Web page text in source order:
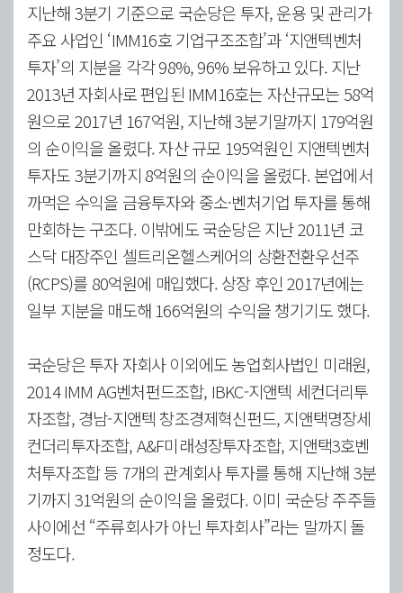
지난해 3분기 기준으로 국순당은 투자, 운용 및 관리가
주요 사업인 ‘IMM16호 기업구조조합’과 ‘지앤텍벤처
투자’의 지분을 각각 98%, 96% 보유하고 있다. 지난
2013년 자회사로 편입된 IMM16호는 자산규모는 58억
원으로 2017년 167억원, 지난해 3분기말까지 179억원
의 순이익을 올렸다. 자산 규모 195억원인 지앤텍벤처
투자도 3분기까지 8억원의 순이익을 올렸다. 본업에서
까먹은 수익을 금융투자와 중소·벤처기업 투자를 통해
만회하는 구조다. 이밖에도 국순당은 지난 2011년 코
스닥 대장주인 셀트리온헬스케어의 상환전환우선주
(RCPS)를 80억원에 매입했다. 상장 후인 2017년에는
일부 지분을 매도해 166억원의 수익을 챙기기도 했다.
국순당은 투자 자회사 이외에도 농업회사법인 미래원,
2014 IMM AG벤처펀드조합, IBKC-지앤텍 세컨더리투
자조합, 경남-지앤텍 창조경제혁신펀드, 지앤택명장세
컨더리투자조합, A&F미래성장투자조합, 지앤택3호벤
처투자조합 등 7개의 관계회사 투자를 통해 지난해 3분
기까지 31억원의 순이익을 올렸다. 이미 국순당 주주들
사이에선 “주류회사가 아닌 투자회사”라는 말까지 돌
정도다.